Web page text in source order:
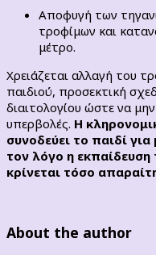
Αποφυγή των
τροφίμων και
μέτρο.
Χρειάζεται αλλαγή του
παιδιού, προσεκτική
διαιτολογίου ώστε να
υπερβολές. Η
συνοδεύει το παιδί
τον λόγο η
κρίνεται τόσο
About the author